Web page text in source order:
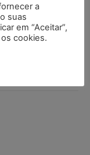
da
a
suas
em “Aceitar”,
cookies.